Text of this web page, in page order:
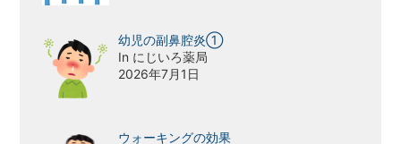
幼児の副鼻腔炎①
In にじいろ薬局
2026年7月1日
ウォーキングの効果